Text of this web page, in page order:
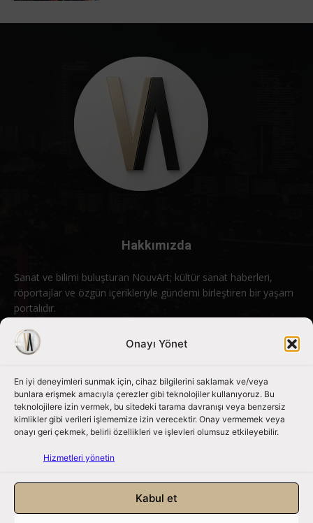
Onayı Yönet
En iyi deneyimleri sunmak için, cihaz bilgilerini saklamak ve/veya
bunlara erişmek amacıyla çerezler gibi teknolojiler kullanıyoruz. Bu
teknolojilere izin vermek, bu sitedeki tarama davranışı veya benzersiz
kimlikler gibi verileri işlememize izin verecektir. Onay vermemek veya
onayı geri çekmek, belirli özellikleri ve işlevleri olumsuz etkileyebilir.
Hizmetleri yönetin
Kabul et
Hakkımızda
Sanat ve bilimi buluşturan NouvArt; kültür sanat haberleri,
röportajlar ve özgün içerikleriyle gündemi birleştiren bir yaşam
portalıdır.
Bizimle iletişime geçin: info@nouvart.net
Bizi Takip Edin